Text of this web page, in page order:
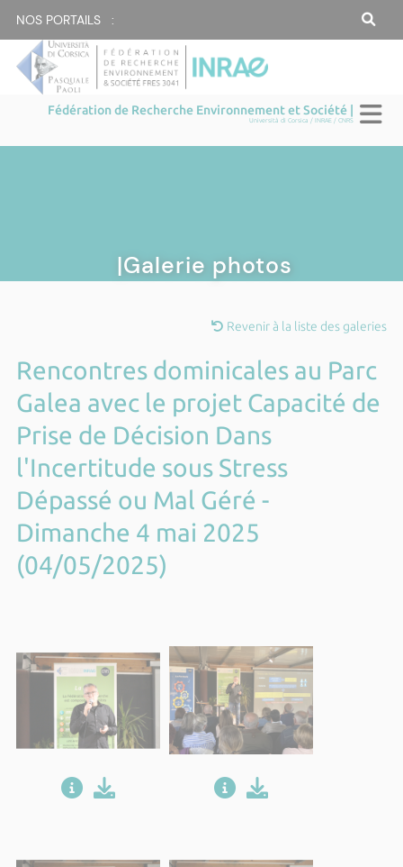
NOS PORTAILS :
Fédération de Recherche Environnement et Société |
Università di Corsica / INRAE / CNRS
|Galerie photos
Revenir à la liste des galeries
Rencontres dominicales au Parc
Galea avec le projet Capacité de
Prise de Décision Dans
l'Incertitude sous Stress
Dépassé ou Mal Géré -
Dimanche 4 mai 2025
(04/05/2025)